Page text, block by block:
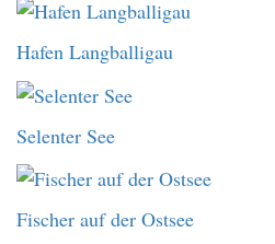
Hafen Langballigau
Selenter See
Fischer auf der Ostsee